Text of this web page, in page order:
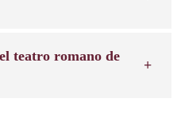
teatro romano de